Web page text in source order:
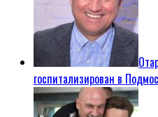
госпитализирован в